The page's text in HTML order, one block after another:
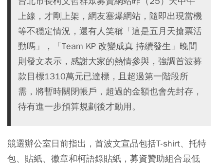
上線，才剛上架，網友塞爆網站，隨即出現當機
等不穩定情況，還有人笑稱「這是五月天搶票活
動嗎」，「Team KP 改變成真 持續發生」晚間
則發文表示，感謝大家的熱情參與，強調首波募
款目標1310萬元已達標，且超過第一階段所
需，將暫時關閉帳戶，超過的金額也會先封存，
待有進一步預算規劃後才動用。
競選辦公室日前指出，首波文宣品包括T-shirt、托特
包、貼紙、徽章和柯語錄貼紙，募資贊助組合最低